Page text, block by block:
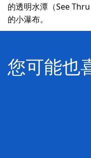
的透明水潭（See
的小瀑布。
您可能也